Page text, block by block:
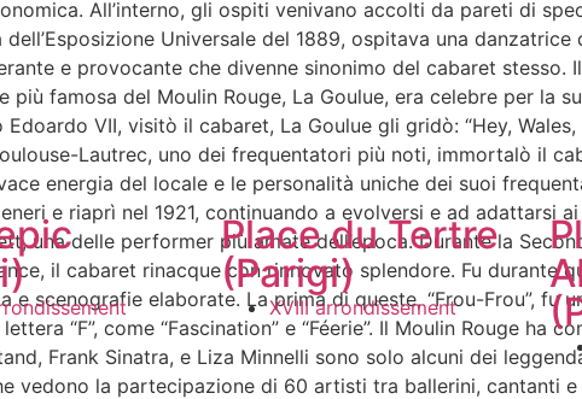
All’interno, gli ospiti venivano accolti da pareti di
dell’Esposizione Universale del 1889, ospitava una
e provocante che divenne sinonimo del cabaret
più famosa del Moulin Rouge, La Goulue, era celebre per la
VII, visitò il cabaret, La Goulue gli gridò: “Hey,
Lautrec, uno dei frequentatori più noti, immortalò il
energia del locale e le personalità uniche dei suoi
e riaprì nel 1921, continuando a evolversi e ad adattarsi
una delle performer più amate dell’epoca. Durante la
il cabaret rinacque con rinnovato splendore. Fu durante
e scenografie elaborate. La prima di queste, “Frou-Frou”,
“F”, come “Fascination” e “Féerie”. Il Moulin Rouge ha
Frank Sinatra, e Liza Minnelli sono solo alcuni dei
vedono la partecipazione di 60 artisti tra ballerini, cantanti
Place du Tertre
(Parigi)
XVIII arrondissement